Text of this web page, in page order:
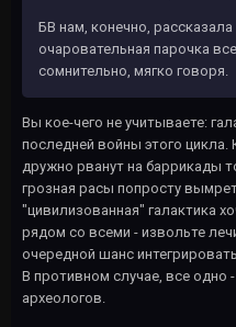
БВ нам, конечно,
очаровательная парочка
сомнительно, мягко говоря.
Вы кое-чего не учитываете:
последней войны этого цикла.
дружно рванут на баррикады
грозная расы попросту
"цивилизованная" галактика
рядом со всеми - извольте
очередной шанс
В противном случае, все одно
археологов.